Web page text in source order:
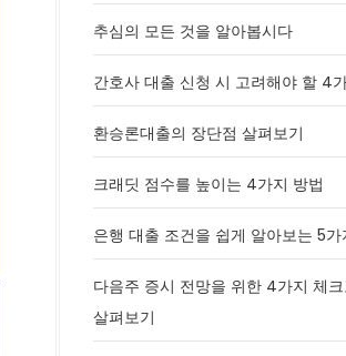
추심의 모든 것을 알아봅시다
간호사 대출 신청 시 고려해야 할 4
환승론대출의 장단점 살펴보기
크래딧 점수를 높이는 4가지 방법
은행 대출 조건을 쉽게 알아보는 5가
다음주 증시 전망을 위한 4가지 체
살펴보기